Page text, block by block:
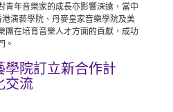
青年音樂家的成長亦影響深遠，當中
演藝學院、丹麥皇家音樂學院及美
團在培育音樂人才方面的貢獻，成功
。
學院訂立新合作計
交流